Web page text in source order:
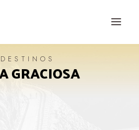
DESTINOS
GRACIOSA